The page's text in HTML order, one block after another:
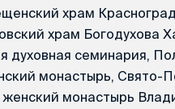
храм
храм Богодухова
духовная семинария,
монастырь, Свято-
монастырь